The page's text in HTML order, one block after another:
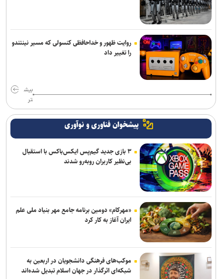
روایت ظهور و خداحافظی کنسولی که مسیر نینتندو
را تغییر داد
بیش
تر
پیشخوان فناوری و نوآوری
۳ بازی جدید گیم‌پس ایکس‌باکس با استقبال
بی‌نظیر کاربران روبه‌رو شدند
«مهرکام» دومین برنامه جامع مهر بنیاد ملی علم
ایران آغاز به کار کرد
موکب‌های فرهنگی دانشجویان در اربعین به
شبکه‌ای اثرگذار در جهان اسلام تبدیل شده‌اند